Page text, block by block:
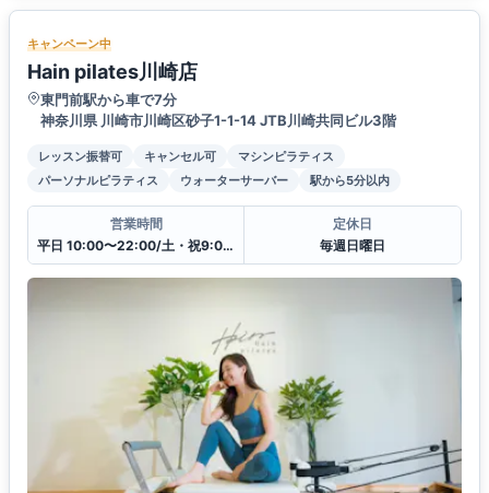
キャンペーン中
Hain pilates川崎店
東門前駅から車で7分
神奈川県 川崎市川崎区砂子1-1-14 JTB川崎共同ビル3階
レッスン振替可 キャンセル可
マシンピラティス
パーソナルピラティス
ウォーターサーバー 駅から5分以内
営業時間
平日 10:00〜22:00/土・祝9:00〜21:00
定休日
毎週日曜日